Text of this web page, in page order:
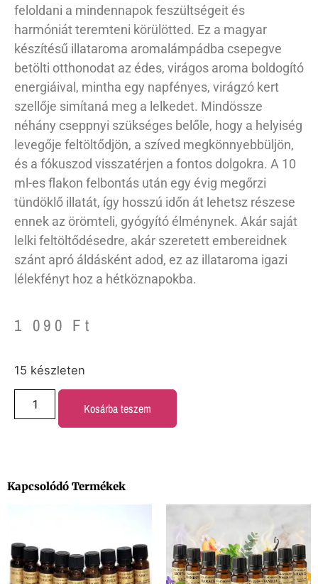
feloldani a mindennapok feszültségeit és
harmóniát teremteni körülötted. Ez a magyar
készítésű illataroma aromalámpádba csepegve
betölti otthonodat az édes, virágos aroma boldogító
energiáival, mintha egy napfényes, virágzó kert
szellője simítaná meg a lelkedet. Mindössze
néhány cseppnyi szükséges belőle, hogy a helyiség
levegője feltöltődjön, a szíved megkönnyebbüljön,
és a fókuszod visszatérjen a fontos dolgokra. A 10
ml-es flakon felbontás után egy évig megőrzi
tündöklő illatát, így hosszú időn át lehetsz részese
ennek az örömteli, gyógyító élménynek. Akár saját
lelki feltöltődésedre, akár szeretett embereidnek
szánt apró áldásként adod, ez az illataroma igazi
lélekfényt hoz a hétköznapokba.
1 090 Ft
15 készleten
Kosárba teszem
Kapcsolódó Termékek